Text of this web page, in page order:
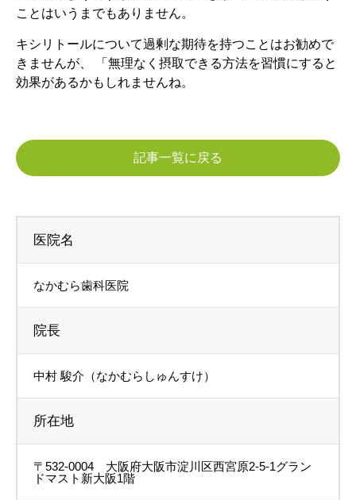
ことはいうまでもありません。
キシリトールについて過剰な期待を持つことはお勧めで
きませんが、 「無理なく摂取できる方法を習慣にすると
効果があるかもしれませんね。
記事一覧に戻る
医院名
なかむら歯科医院
院長
中村 駿介（なかむらしゅんすけ）
所在地
〒532-0004 大阪府大阪市淀川区西宮原2-5-1グラン
ドマスト新大阪1階